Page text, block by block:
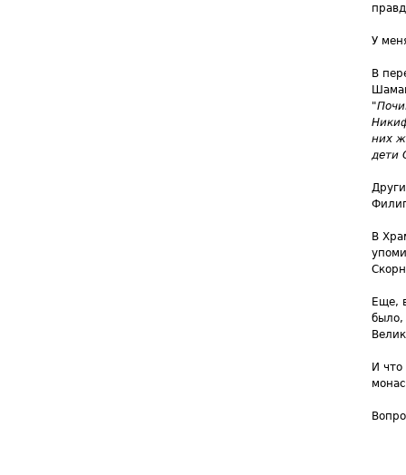
У
В
"
них
дети
В
Еще,
было,
И что